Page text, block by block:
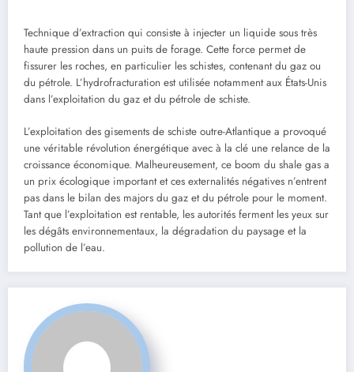
Technique d’extraction qui consiste à injecter un liquide sous très
haute pression dans un puits de forage. Cette force permet de
fissurer les roches, en particulier les schistes, contenant du gaz ou
du pétrole. L’hydrofracturation est utilisée notamment aux États-Unis
dans l’exploitation du gaz et du pétrole de schiste.
L’exploitation des gisements de schiste outre-Atlantique a provoqué
une véritable révolution énergétique avec à la clé une relance de la
croissance économique. Malheureusement, ce boom du shale gas a
un prix écologique important et ces externalités négatives n’entrent
pas dans le bilan des majors du gaz et du pétrole pour le moment.
Tant que l’exploitation est rentable, les autorités ferment les yeux sur
les dégâts environnementaux, la dégradation du paysage et la
pollution de l’eau.